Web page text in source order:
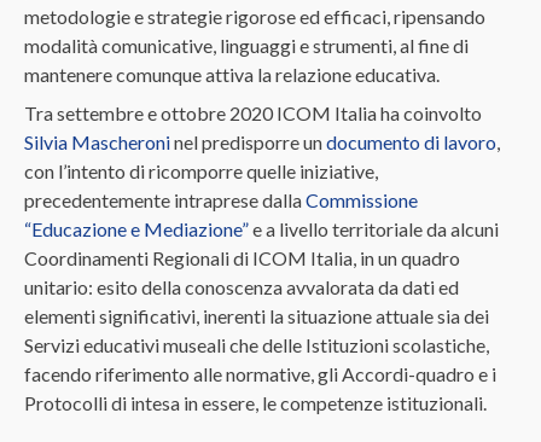
metodologie e strategie rigorose ed efficaci, ripensando
modalità comunicative, linguaggi e strumenti, al fine di
mantenere comunque attiva la relazione educativa.
Tra settembre e ottobre 2020 ICOM Italia ha coinvolto
Silvia Mascheroninel predisporre undocumento di lavoro,
con l’intento di ricomporre quelle iniziative,
precedentemente intraprese dallaCommissione
“Educazione e Mediazione”e a livello territoriale da alcuni
Coordinamenti Regionali di ICOM Italia, in un quadro
unitario: esito della conoscenza avvalorata da dati ed
elementi significativi, inerenti la situazione attuale sia dei
Servizi educativi museali che delle Istituzioni scolastiche,
facendo riferimento alle normative, gli Accordi-quadro e i
Protocolli di intesa in essere, le competenze istituzionali.